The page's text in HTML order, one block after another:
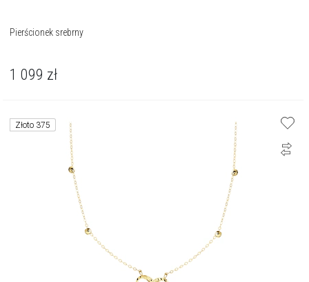
Pierścionek srebrny
1 099 zł
Złoto 375